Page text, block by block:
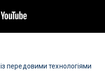
передовими технологіями